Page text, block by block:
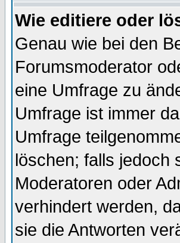
Wie editiere oder
Genau wie bei den
Forumsmoderator
eine Umfrage zu
Umfrage ist immer
Umfrage
löschen; falls jedoch
Moderatoren oder
verhindert werden,
sie die Antworten